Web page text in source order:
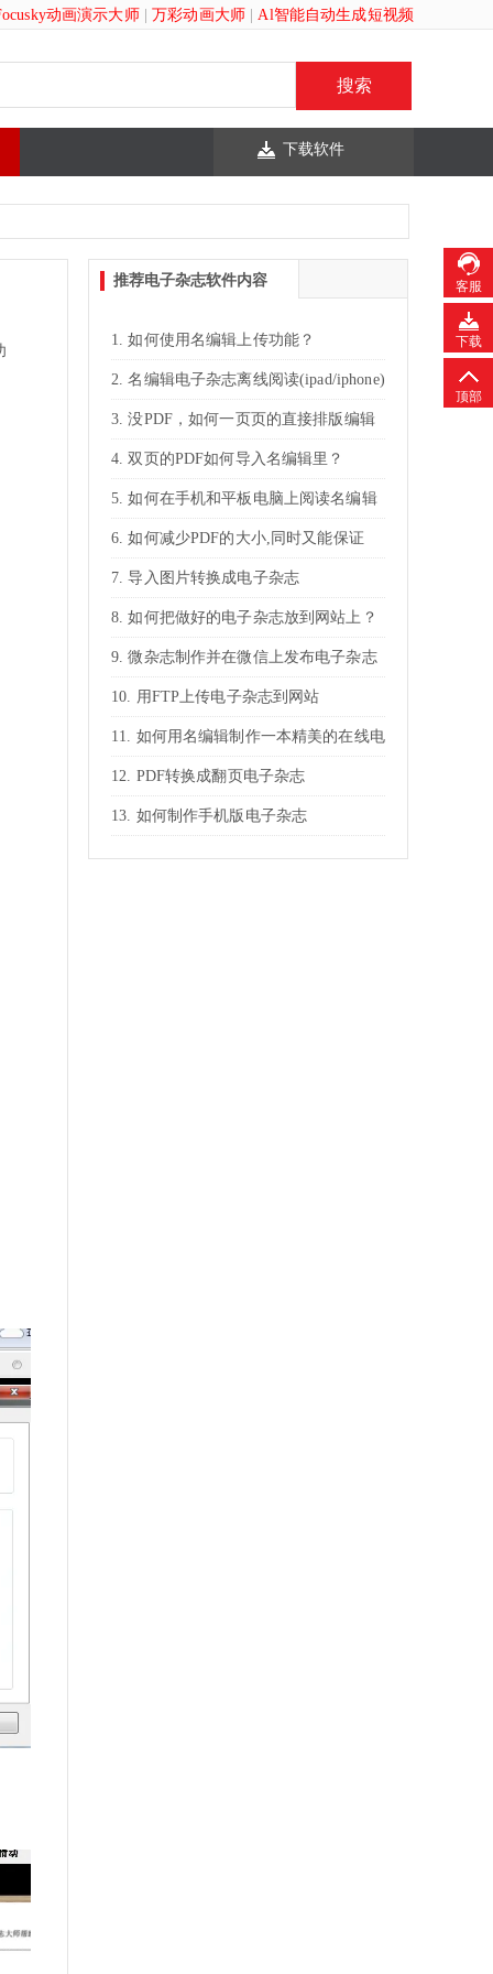
动画演示大师 |万彩动画大师 |Al智能自动生成短视频
下载软件
推荐电子杂志软件内容
如何使用名编辑上传功能？
名编辑电子杂志离线阅读(ipad/iphone)
没PDF，如何一页页的直接排版编辑
名编辑电子杂志？
双页的PDF如何导入名编辑里？
如何在手机和平板电脑上阅读名编辑
电子杂志
如何减少PDF的大小,同时又能保证
PDF放大的清晰度
导入图片转换成电子杂志
如何把做好的电子杂志放到网站上？
微杂志制作并在微信上发布电子杂志
用FTP上传电子杂志到网站
如何用名编辑制作一本精美的在线电
子杂志？
PDF转换成翻页电子杂志
如何制作手机版电子杂志
客服
下载
顶部